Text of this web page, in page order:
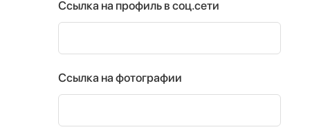
Ссылка на профиль в соц.сети
Ссылка на фотографии